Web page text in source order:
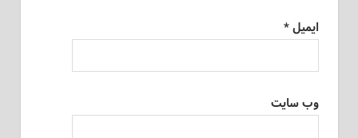
ایمیل*
وب‌ سایت